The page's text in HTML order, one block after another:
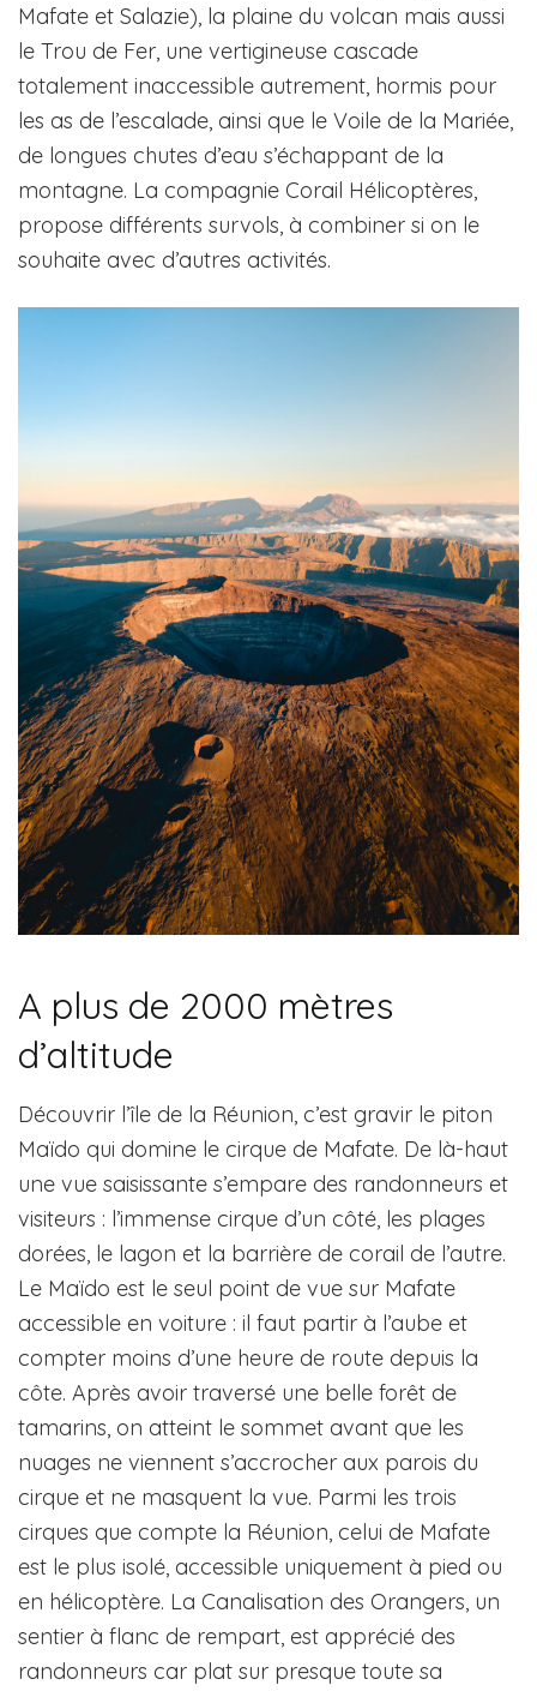
Mafate et Salazie), la plaine du volcan mais aussi
le Trou de Fer, une vertigineuse cascade
totalement inaccessible autrement, hormis pour
les as de l’escalade, ainsi que le Voile de la Mariée,
de longues chutes d’eau s’échappant de la
montagne. La compagnie Corail Hélicoptères,
propose différents survols, à combiner si on le
souhaite avec d’autres activités.
A plus de 2000 mètres
d’altitude
Découvrir l’île de la Réunion, c’est gravir le piton
Maïdo qui domine le cirque de Mafate. De là-haut
une vue saisissante s’empare des randonneurs et
visiteurs : l’immense cirque d’un côté, les plages
dorées, le lagon et la barrière de corail de l’autre.
Le Maïdo est le seul point de vue sur Mafate
accessible en voiture : il faut partir à l’aube et
compter moins d’une heure de route depuis la
côte. Après avoir traversé une belle forêt de
tamarins, on atteint le sommet avant que les
nuages ne viennent s’accrocher aux parois du
cirque et ne masquent la vue. Parmi les trois
cirques que compte la Réunion, celui de Mafate
est le plus isolé, accessible uniquement à pied ou
en hélicoptère. La Canalisation des Orangers, un
sentier à flanc de rempart, est apprécié des
randonneurs car plat sur presque toute sa